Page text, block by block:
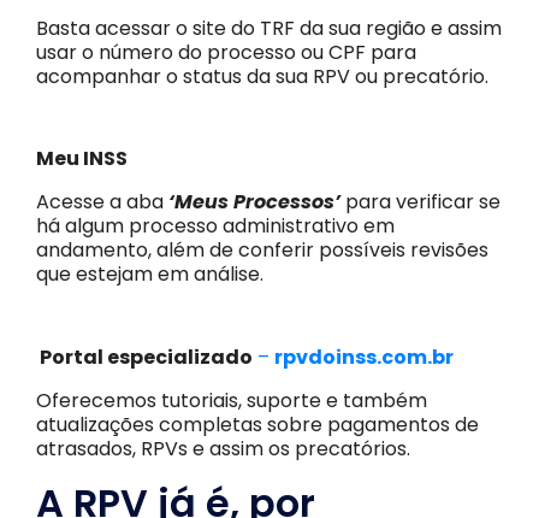
Basta acessar o site do TRF da sua região e assim
usar o número do processo ou CPF para
acompanhar o status da sua RPV ou precatório.
Meu INSS
Acesse a aba ‘Meus Processos’para verificar se
há algum processo administrativo em
andamento, além de conferir possíveis revisões
que estejam em análise.
Portal especializado – rpvdoinss.com.br
Oferecemos tutoriais, suporte e também
atualizações completas sobre pagamentos de
atrasados, RPVs e assim os precatórios.
A RPV já é, por